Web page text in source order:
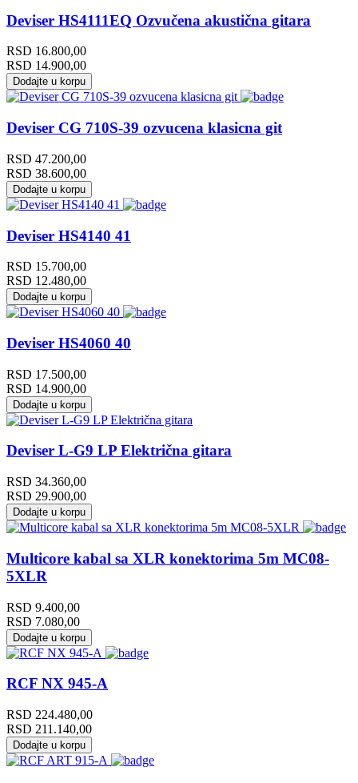
Deviser HS4111EQ Ozvučena akustična gitara
RSD 16.800,00
RSD 14.900,00
Dodajte u korpu
Deviser CG 710S-39 ozvucena klasicna git
RSD 47.200,00
RSD 38.600,00
Dodajte u korpu
Deviser HS4140 41
RSD 15.700,00
RSD 12.480,00
Dodajte u korpu
Deviser HS4060 40
RSD 17.500,00
RSD 14.900,00
Dodajte u korpu
Deviser L-G9 LP Električna gitara
RSD 34.360,00
RSD 29.900,00
Dodajte u korpu
Multicore kabal sa XLR konektorima 5m MC08-
5XLR
RSD 9.400,00
RSD 7.080,00
Dodajte u korpu
RCF NX 945-A
RSD 224.480,00
RSD 211.140,00
Dodajte u korpu